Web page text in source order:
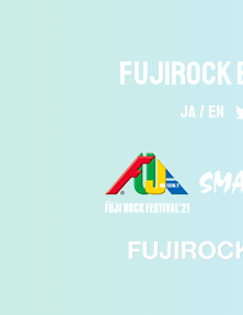
FUJIROCK
JA EN